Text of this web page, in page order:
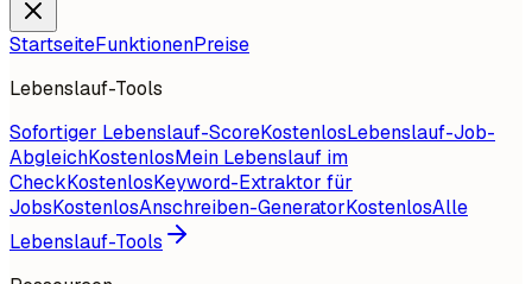
StartseiteFunktionenPreise
Lebenslauf-Tools
Sofortiger Lebenslauf-ScoreKostenlosLebenslauf-Job-
AbgleichKostenlosMein Lebenslauf im
CheckKostenlosKeyword-Extraktor für
JobsKostenlosAnschreiben-GeneratorKostenlosAlle
Lebenslauf-Tools